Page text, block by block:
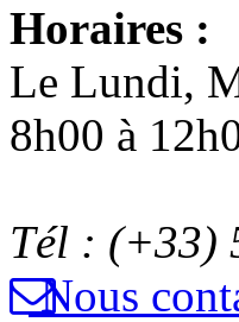
Horaires :
Le Lundi,
8h00 à
Tél : (+33)
Nous